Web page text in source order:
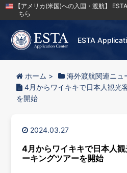
【アメリカ(米国)への入国・渡航】
ちら
ESTA
ホーム > 海外渡航関連ニュ
4月からワイキキで日本人観光
を開始
2024.03.27
4月からワイキキで日本人
ーキングツアーを開始